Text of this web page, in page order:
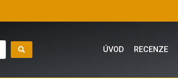
ÚVOD RECENZE